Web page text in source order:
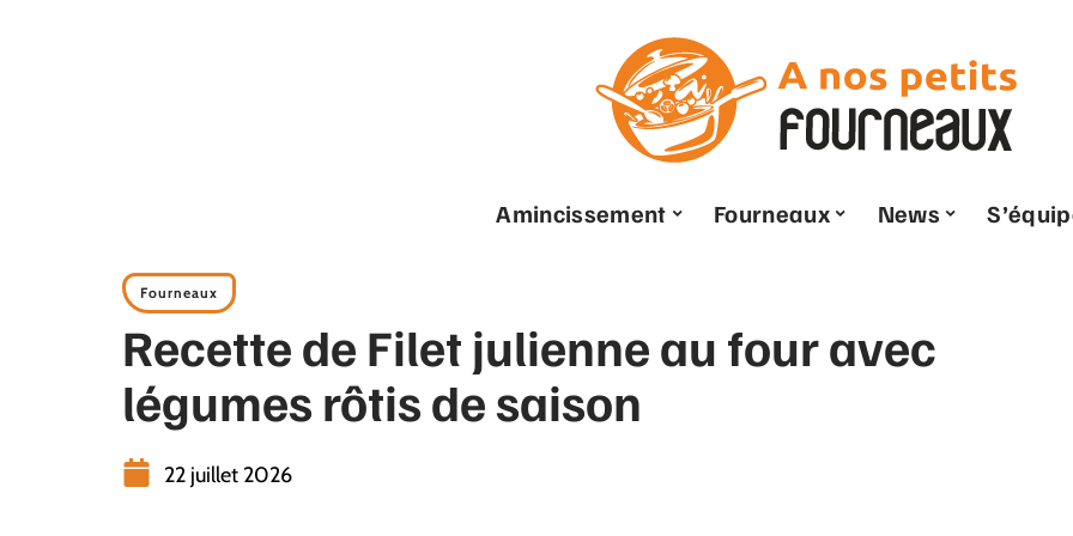
Amincissement Fourneaux News
Fourneaux
Recette de Filet julienne au four avec
légumes rôtis de saison
22 juillet 2026